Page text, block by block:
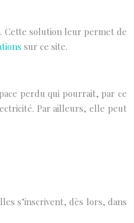
Cette solution leur permet de
sur ce site.
perdu qui pourrait, par ce
Par ailleurs, elle peut
s’inscrivent, dès lors, dans